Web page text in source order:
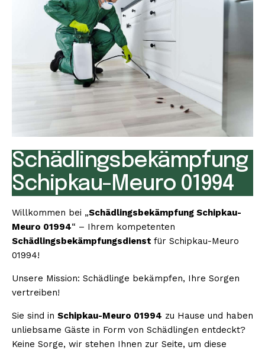
Schädlingsbekämpfung
Schipkau-Meuro 01994
Willkommen bei „Schädlingsbekämpfung Schipkau-
Meuro 01994“ – Ihrem kompetenten
Schädlingsbekämpfungsdienst für Schipkau-Meuro
01994!
Unsere Mission: Schädlinge bekämpfen, Ihre Sorgen
vertreiben!
Sie sind in Schipkau-Meuro 01994 zu Hause und haben
unliebsame Gäste in Form von Schädlingen entdeckt?
Keine Sorge, wir stehen Ihnen zur Seite, um diese